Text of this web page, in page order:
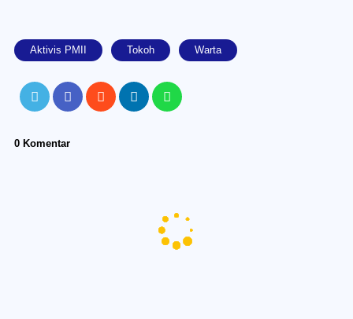
Aktivis PMII Tokoh Warta
0 Komentar